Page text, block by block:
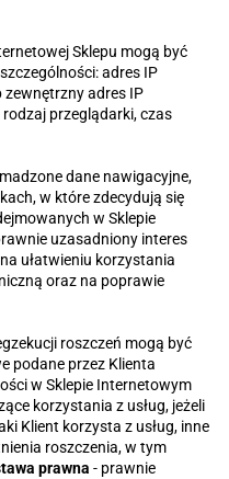
Sklepu mogą być
adres IP
adres IP
przeglądarki, czas
dane nawigacyjne,
w które zdecydują się
w Sklepie
uzasadniony interes
ułatwieniu korzystania
oraz na poprawie
roszczeń mogą być
podane przez Klienta
w Sklepie Internetowym
korzystania z usług, jeżeli
Klient korzysta z usług, inne
roszczenia, w tym
prawna - prawnie